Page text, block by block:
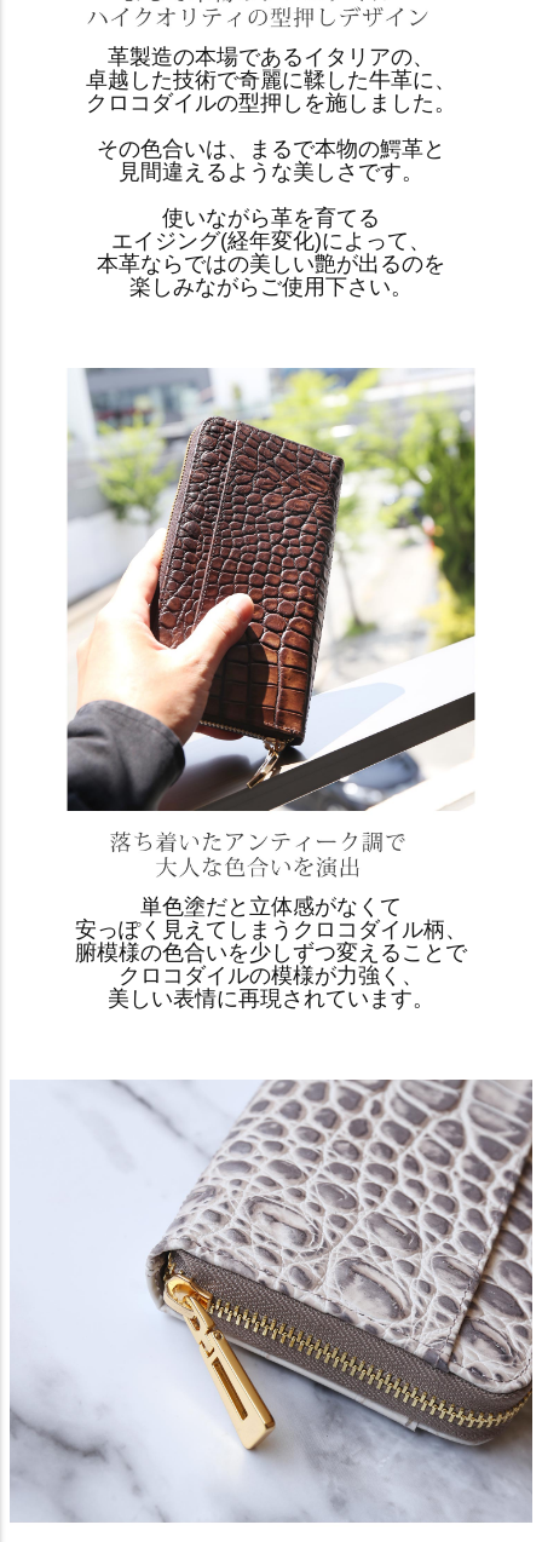
革製造の本場であるイタリアの、
卓越した技術で奇麗に鞣した牛革に、
クロコダイルの型押しを施しました。
その色合いは、まるで本物の鰐革と
見間違えるような美しさです。
使いながら革を育てる
エイジング(経年変化)によって、
本革ならではの美しい艶が出るのを
楽しみながらご使用下さい。
単色塗だと立体感がなくて
安っぽく見えてしまうクロコダイル柄、
腑模様の色合いを少しずつ変えることで
クロコダイルの模様が力強く、
美しい表情に再現されています。